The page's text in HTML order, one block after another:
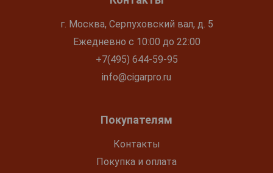
г. Москва, Серпуховский вал, д. 5
Ежедневно с 10:00 до 22:00
+7(495) 644-59-95
info@cigarpro.ru
Покупателям
Контакты
Покупка и оплата